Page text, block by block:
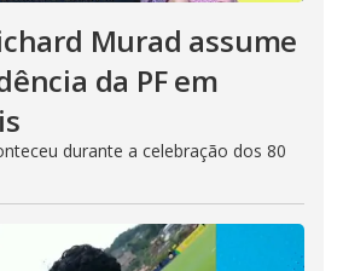
Murad assume
da PF em
durante a celebração dos 80